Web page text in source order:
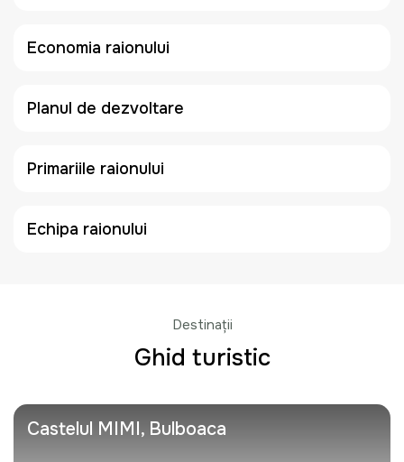
Economia raionului
Planul de dezvoltare
Primariile raionului
Echipa raionului
Destinații
Ghid turistic
Castelul MIMI, Bulboaca